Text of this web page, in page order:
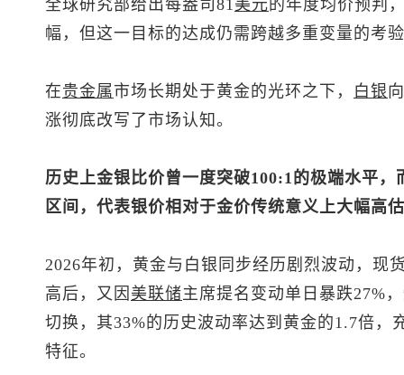
全球研究部给出每盎司81美元的年度均价预判
幅，但这一目标的达成仍需跨越多重变量的考
在贵金属市场长期处于黄金的光环之下， 白银
涨彻底改写了市场认知。
历史上金银比价曾一度突破100:1的极端水平
区间，代表银价相对于金价传统意义上大幅高
2026年初，黄金与白银同步经历剧烈波动， 现
高后，又因 美联储主席提名变动单日暴跌27%
切换，其33%的历史波动率达到黄金的1.7倍，
特征。